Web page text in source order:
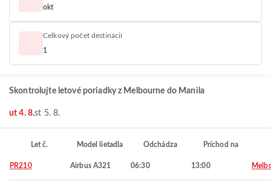
okt
Celkový počet destinácií
1
Skontrolujte letové poriadky z Melbourne do Manila
ut 4. 8.st 5. 8.
Let č. Model lietadla Odchádza Príchod na
PR210 Airbus A321 06:30 13:00